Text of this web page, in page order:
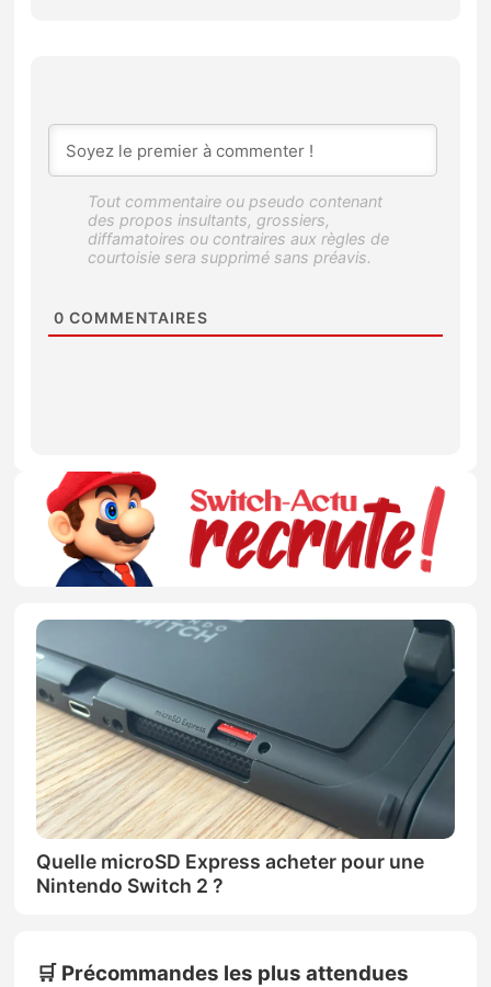
0 COMMENTAIRES
Quelle microSD Express acheter pour une
Nintendo Switch 2 ?
🛒 Précommandes les plus attendues